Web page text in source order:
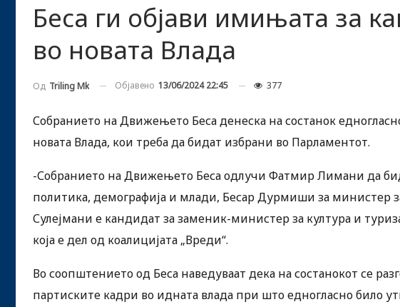
Беса ги објави имињата за
во новата Влада
Од Triling Mk Објавено 13/06/2024 22:45 377
Собранието на Движењето Беса денеска на состанок
новата Влада, кои треба да бидат избрани во Парламентот.
-Собранието на Движењето Беса одлучи Фатмир Лимани да
политика, демографија и млади, Бесар Дурмиши за министер
Сулејмани е кандидат за заменик-министер за култура и
која е дел од коалицијата „Вреди“.
Во соопштението од Беса наведуваат дека на состанокот се
партиските кадри во идната влада при што едногласно било